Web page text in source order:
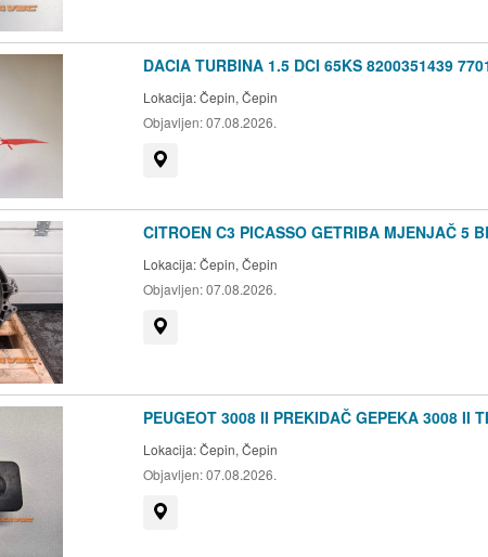
DACIA TURBINA 1.5 DCI 65KS 8200351439
Lokacija:Čepin, Čepin
Objavljen:07.08.2026.
CITROEN C3 PICASSO GETRIBA MJENJAČ 5
Lokacija:Čepin, Čepin
Objavljen:07.08.2026.
PEUGEOT 3008 II PREKIDAČ GEPEKA 3008 II
Lokacija:Čepin, Čepin
Objavljen:07.08.2026.